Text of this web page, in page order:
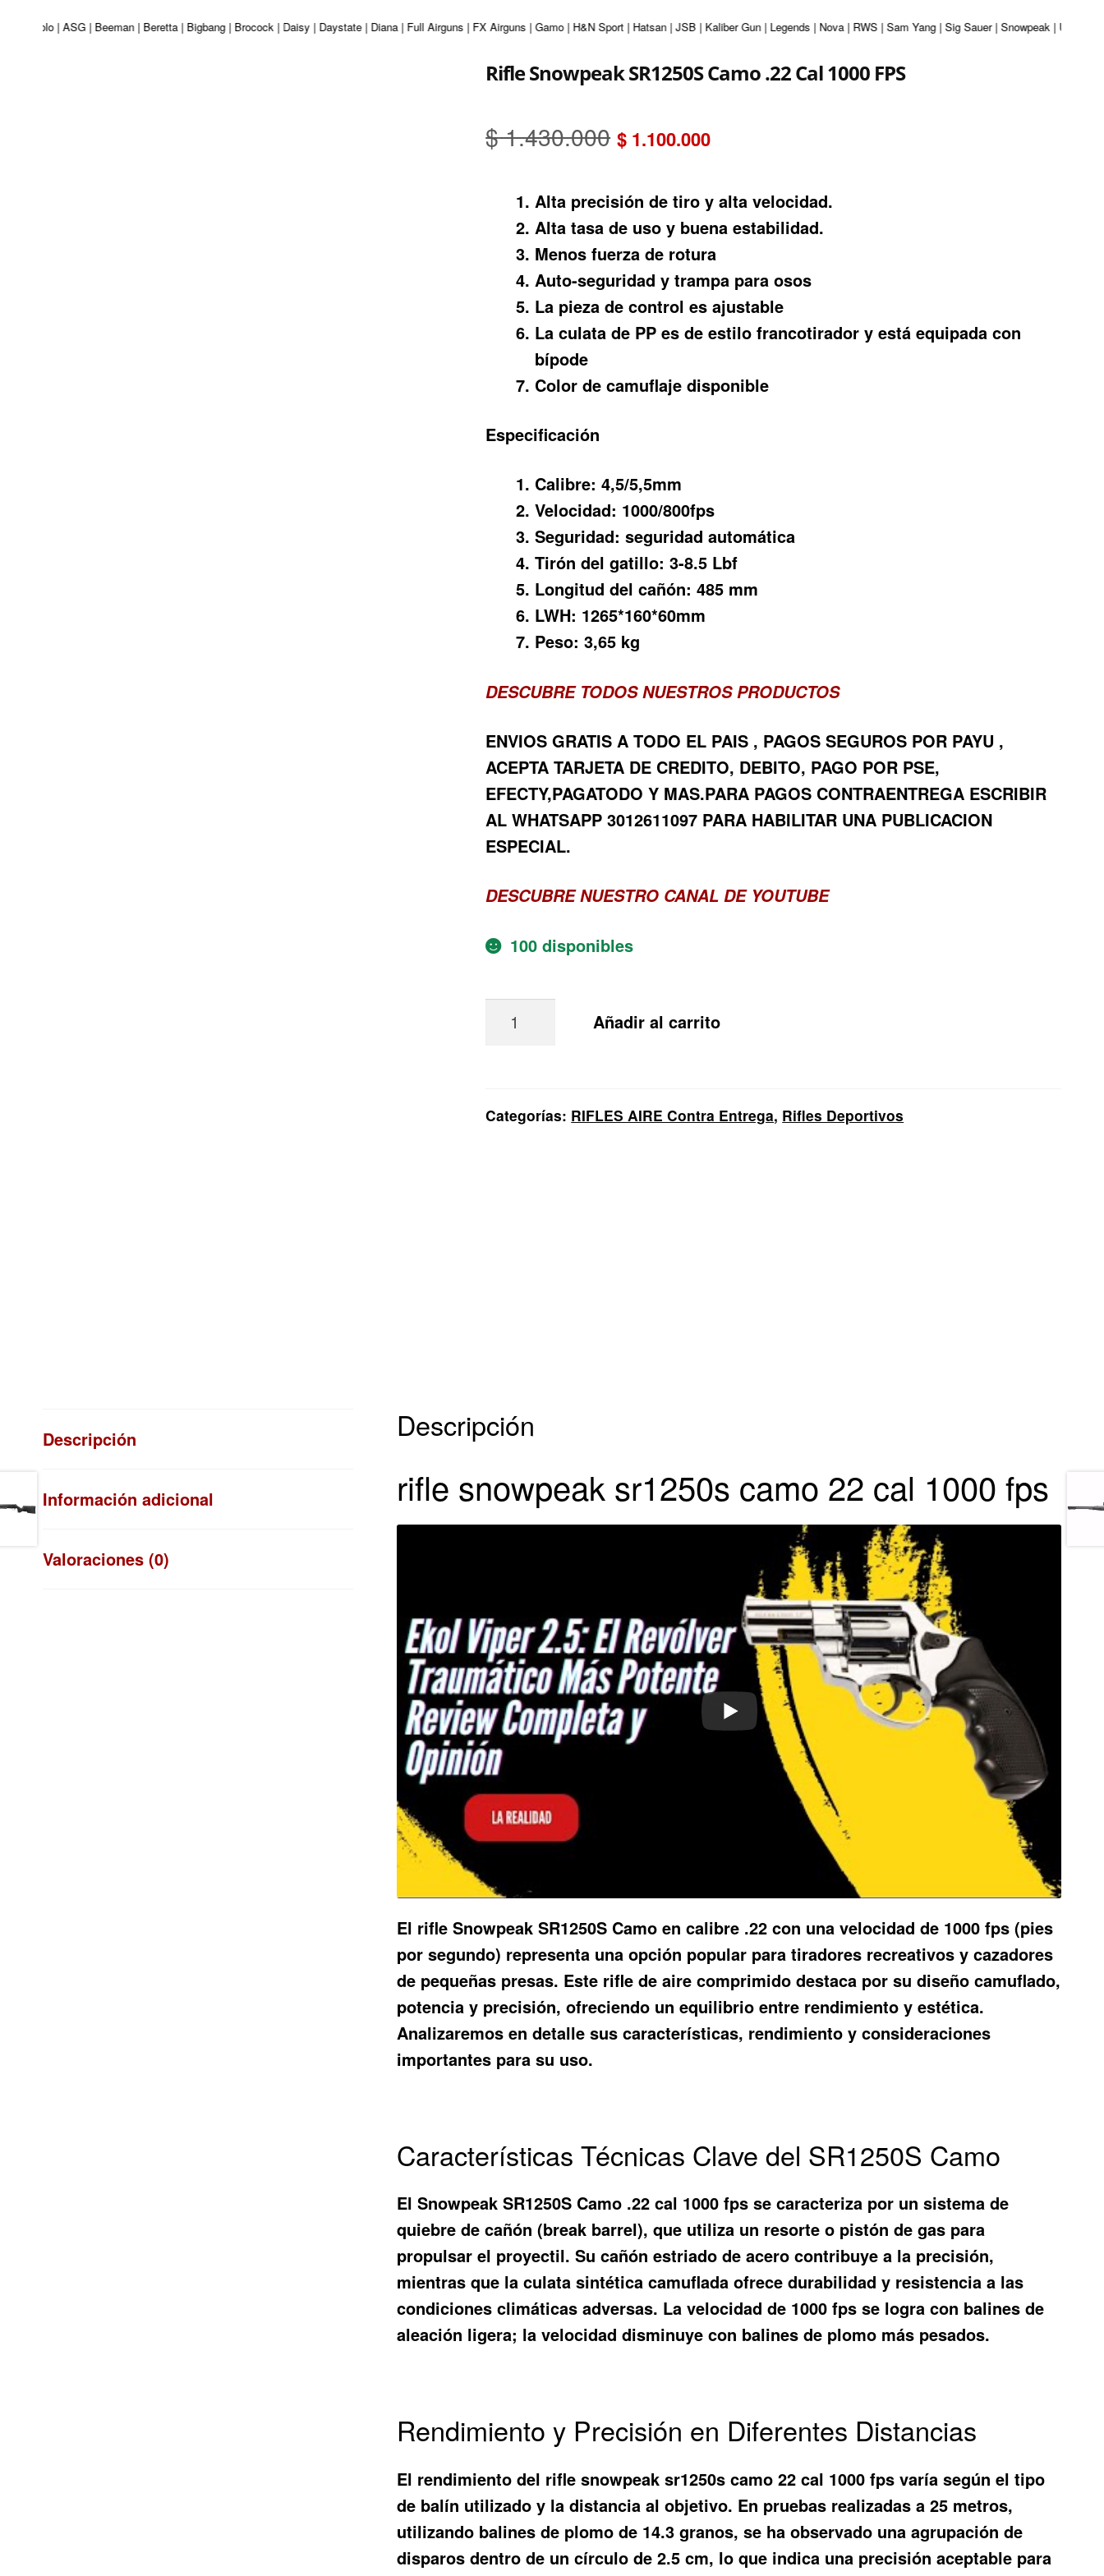
| ASG | Beeman | Beretta | Bigbang | Brocock | Daisy | Daystate | Diana | Full Airguns | FX Airguns | Gamo | H&N Sport | Hatsan | JSB | Kaliber Gun | Legends | Nova | RWS | Sam Yang | Sig Sauer | Snowpeak | Umarex |
Rifle Snowpeak SR1250S Camo .22 Cal 1000 FPS
$1.430.000El
original
era:
$ 1.430.000.
$ 1.100.000El
actual
es:
$ 1.100.000.
Alta precisión de tiro y alta velocidad.
Alta tasa de uso y buena estabilidad.
Menos fuerza de rotura
Auto-seguridad y trampa para osos
La pieza de control es ajustable
La culata de PP es de estilo francotirador y está equipada con
bípode
Color de camuflaje disponible
Especificación
Calibre: 4,5/5,5mm
Velocidad: 1000/800fps
Seguridad: seguridad automática
Tirón del gatillo: 3-8.5 Lbf
Longitud del cañón: 485 mm
LWH: 1265*160*60mm
Peso: 3,65 kg
DESCUBRE TODOS NUESTROS PRODUCTOS
ENVIOS GRATIS A TODO EL PAIS , PAGOS SEGUROS POR PAYU ,
ACEPTA TARJETA DE CREDITO, DEBITO, PAGO POR PSE,
EFECTY,PAGATODO Y MAS.PARA PAGOS CONTRAENTREGA ESCRIBIR
AL WHATSAPP 3012611097 PARA HABILITAR UNA PUBLICACION
ESPECIAL.
DESCUBRE NUESTRO CANAL DE YOUTUBE
100 disponibles
Rifle
.22
Añadir al carrito
Categorías: RIFLES AIRE Contra Entrega, Rifles Deportivos
Descripción
Información adicional
Valoraciones (0)
Descripción
rifle snowpeak sr1250s camo 22 cal 1000 fps
El rifle Snowpeak SR1250S Camo en calibre .22 con una velocidad de 1000 fps (pies
por segundo) representa una opción popular para tiradores recreativos y cazadores
de pequeñas presas. Este rifle de aire comprimido destaca por su diseño camuflado,
potencia y precisión, ofreciendo un equilibrio entre rendimiento y estética.
Analizaremos en detalle sus características, rendimiento y consideraciones
importantes para su uso.
Características Técnicas Clave del SR1250S Camo
El Snowpeak SR1250S Camo .22 cal 1000 fps se caracteriza por un sistema de
quiebre de cañón (break barrel), que utiliza un resorte o pistón de gas para
propulsar el proyectil. Su cañón estriado de acero contribuye a la precisión,
mientras que la culata sintética camuflada ofrece durabilidad y resistencia a las
condiciones climáticas adversas. La velocidad de 1000 fps se logra con balines de
aleación ligera; la velocidad disminuye con balines de plomo más pesados.
Rendimiento y Precisión en Diferentes Distancias
El rendimiento del rifle snowpeak sr1250s camo 22 cal 1000 fps varía según el tipo
de balín utilizado y la distancia al objetivo. En pruebas realizadas a 25 metros,
utilizando balines de plomo de 14.3 granos, se ha observado una agrupación de
disparos dentro de un círculo de 2.5 cm, lo que indica una precisión aceptable para